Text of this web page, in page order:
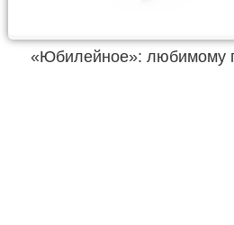
«Юбилейное»: любимому